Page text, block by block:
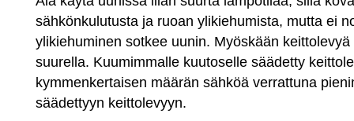
sähkönkulutusta ja ruoan ylikiehumista, mutta ei
ylikiehuminen sotkee uunin. Myöskään
suurella. Kuumimmalle kuutoselle säädetty
kymmenkertaisen määrän sähköä verrattuna
säädettyyn keittolevyyn.